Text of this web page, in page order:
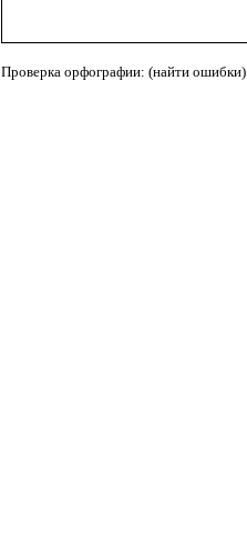
Проверка орфографии: (найти ошибки)